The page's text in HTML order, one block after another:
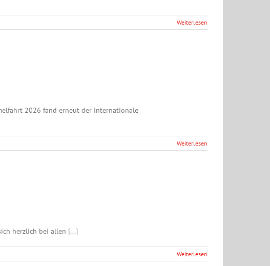
Weiterlesen
2026 fand erneut der internationale
Weiterlesen
herzlich bei allen [...]
Weiterlesen